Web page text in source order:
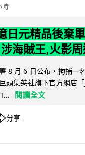
時
日元精品後棄
海賊王,火影
8 月 6 日公布，拘捕一
頭集英社旗下官方網店
閱讀全文
分享